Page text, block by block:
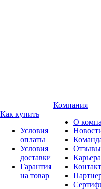
Как купить
Условия
оплаты
Условия
доставки
Гарантия
на товар
Компания
О
Отзывы
Карьера